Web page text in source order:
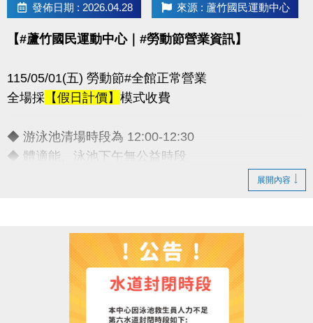
發佈日期 : 2026.04.28 來源 : 蘆竹國民運動中心
【#蘆竹國民運動中心｜#勞動節營業資訊】
115/05/01(五) 勞動節#全館正常營業
全場採 【假日計價】 模式收費
◆ 游泳池清場時段為 12:00-12:30
◆ 體適能、泳池下午無公益時段
-洽詢專線：03-2639066 #111
-官網 :
https://www.lzsports.com.tw/zh_TW/news/pageID/1/
展開內容